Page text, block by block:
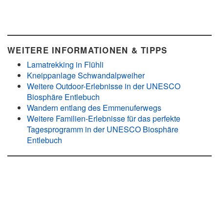
WEITERE INFORMATIONEN & TIPPS
Lamatrekking in Flühli
Kneippanlage Schwandalpweiher
Weitere Outdoor-Erlebnisse in der UNESCO
Biosphäre Entlebuch
Wandern entlang des Emmenuferwegs
Weitere Familien-Erlebnisse für das perfekte
Tagesprogramm in der UNESCO Biosphäre
Entlebuch